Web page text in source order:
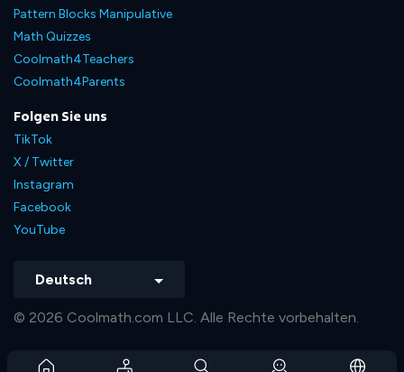
Pattern Blocks Manipulative
Math Quizzes
Coolmath4Teachers
Coolmath4Parents
Folgen Sie uns
TikTok
X / Twitter
Instagram
Facebook
YouTube
Deutsch
© 2026 Coolmath.com LLC. Alle Rechte vorbehalten.